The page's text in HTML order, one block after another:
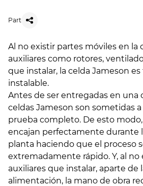
Part
Al no existir partes móviles en la
auxiliares como rotores,
que instalar, la celda Jameson
instalable.
Antes de ser entregadas en una
celdas Jameson son sometidas
prueba completo. De esto
encajan perfectamente durante
planta haciendo que el proceso
extremadamente rápido. Y, al
auxiliares que instalar, aparte de
alimentación, la mano de obra